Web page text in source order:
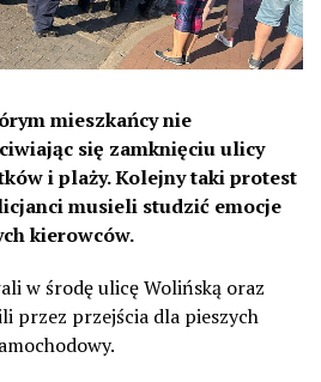
mieszkańcy nie
się zamknięciu ulicy
i plaży. Kolejny taki protest
musieli studzić emocje
kierowców.
w środę ulicę Wolińską oraz
przez przejścia dla pieszych